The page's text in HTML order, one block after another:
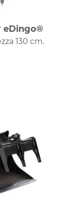
eDingo®
130 cm.